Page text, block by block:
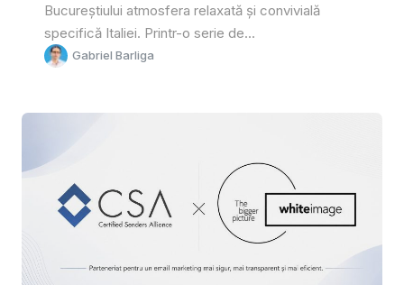
Bucureștiului atmosfera relaxată și convivială
specifică Italiei. Printr-o serie de...
Gabriel Barliga